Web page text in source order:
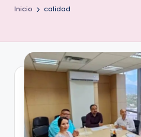
s
.
p
r
e
Inicio calidad